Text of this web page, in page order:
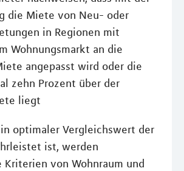
die Miete von Neu- oder
in Regionen mit
Wohnungsmarkt an die
angepasst wird oder die
zehn Prozent über der
liegt
optimaler Vergleichswert der
ist, werden
Kriterien von Wohnraum und